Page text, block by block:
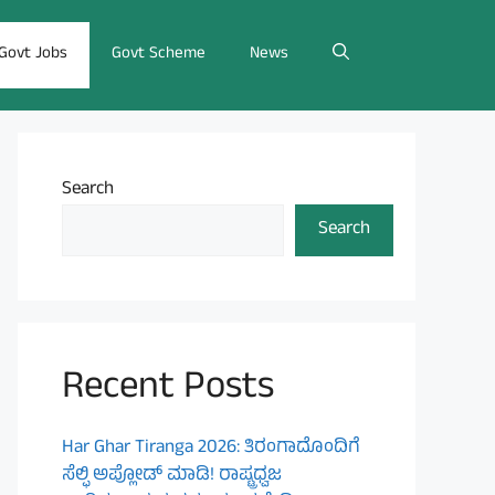
Jobs Govt Scheme News
Search
Search
Recent Posts
Har Ghar Tiranga 2026: ತಿರಂಗಾದೊಂದಿಗೆ
ಸೆಲ್ಫಿ ಅಪ್ಲೋಡ್ ಮಾಡಿ! ರಾಷ್ಟ್ರಧ್ವಜ